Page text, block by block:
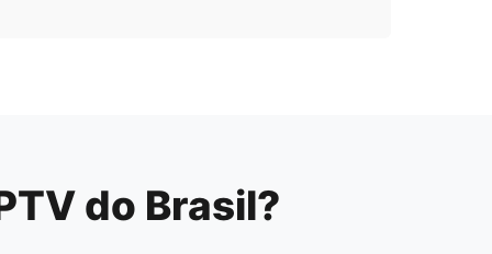
do Brasil?